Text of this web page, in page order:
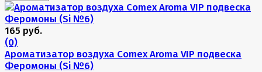
165 руб.
(0)
Ароматизатор воздуха Comex Aroma VIP подвеска
Феромоны (Si №6)